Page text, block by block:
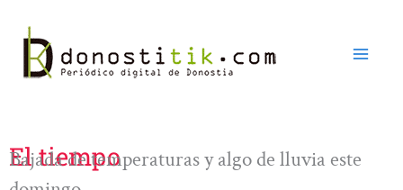
contenido
El tiempo
Bajada de temperaturas y algo de lluvia este